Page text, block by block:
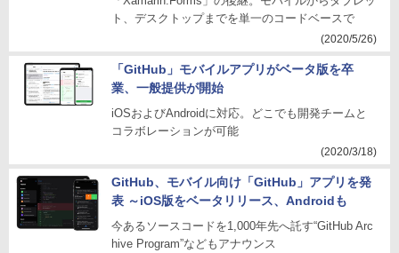
ト、デスクトップまでを単一のコードベースで
(2020/5/26)
「GitHub」モバイルアプリがベータ版を卒
業、一般提供が開始
iOSおよびAndroidに対応。どこでも開発チームと
コラボレーションが可能
(2020/3/18)
GitHub、モバイル向け「GitHub」アプリを発
表 ～iOS版をベータリリース、Androidも
今あるソースコードを1,000年先へ託す“GitHub Arc
hive Program”などもアナウンス